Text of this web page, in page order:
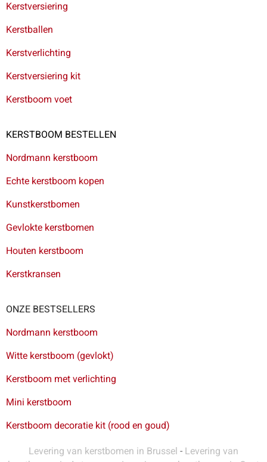
Kerstversiering
Kerstballen
Kerstverlichting
Kerstversiering kit
Kerstboom voet
KERSTBOOM BESTELLEN
Nordmann kerstboom
Echte kerstboom kopen
Kunstkerstbomen
Gevlokte kerstbomen
Houten kerstboom
Kerstkransen
ONZE BESTSELLERS
Nordmann kerstboom
Witte kerstboom (gevlokt)
Kerstboom met verlichting
Mini kerstboom
Kerstboom decoratie kit (rood en goud)
Levering van kerstbomen in Brussel - Levering van